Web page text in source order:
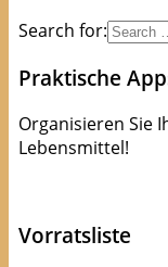
Search for:
Praktische
Organisieren Sie
Lebensmittel!
Vorratsliste